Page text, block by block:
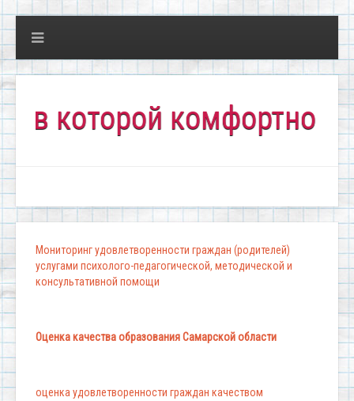
комфортно всем!"
Мониторинг удовлетворенности граждан (родителей)
услугами психолого-педагогической, методической и
консультативной помощи
Оценка качества образования Самарской области
оценка удовлетворенности граждан качеством